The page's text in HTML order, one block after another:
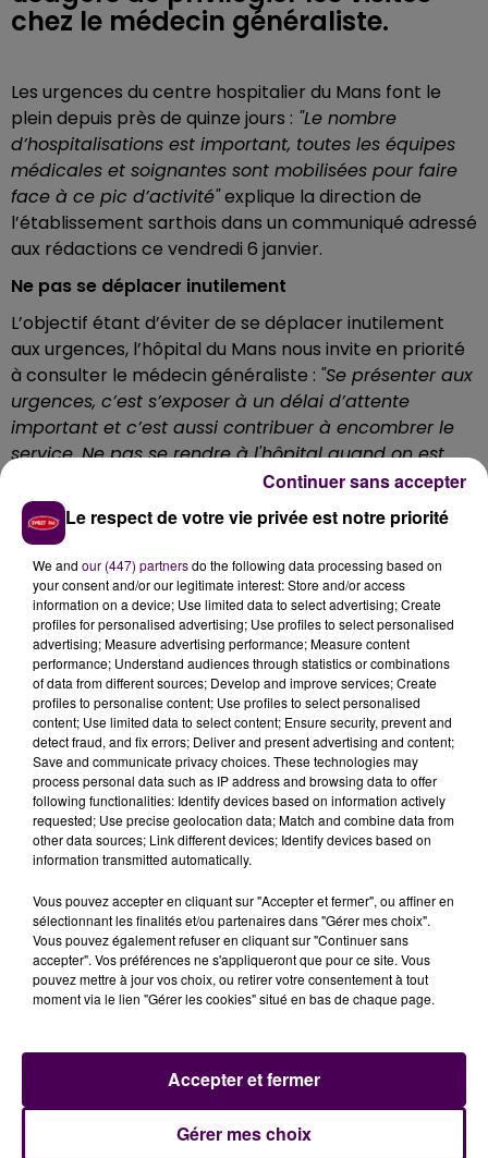
chez le médecin généraliste.
Les urgences du centre hospitalier du Mans font le
plein depuis près de quinze jours : "Le nombre
d’hospitalisations est important, toutes les équipes
médicales et soignantes sont mobilisées pour faire
face à ce pic d’activité"explique la direction de
l’établissement sarthois dans un communiqué adressé
aux rédactions ce vendredi 6 janvier.
Ne pas se déplacer inutilement
L’objectif étant d’éviter de se déplacer inutilement
aux urgences, l’hôpital du Mans nous invite en priorité
à consulter le médecin généraliste : "Se présenter aux
urgences, c’est s’exposer à un délai d’attente
important et c’est aussi contribuer à encombrer le
service. Ne pas se rendre à l'hôpital quand on est
grippé, c'est participer à la lutte contre la diffusion
du virus, au moins dans ce lieu" résume la direction.
Les visites sont déconseillées
En raison de la progression de l’épidémie de grippe, il
est vivement recommandé aux proches de ne pas
rendre visite aux hospitalisés, sauf absolue nécessité,
mais de privilégier les communications téléphoniques :
"En cas d’impossibilité de différer sa venue à
l’hôpital, tout consultant ou visiteur qui présente un
syndrome grippal doit avertir l’équipe de soins qui
lui indiquera les mesures d’hygiène à respecter"
savoir l’hôpital du Mans.
À LA UNE
31 juillet 2026
Gagnez vos entrées à Terra Botanica !
Le respect de votre vie privée est notre priorité
We and our (447) partnersdo the following data processing based on
your consent and/or our legitimate interest: Store and/or access
information on a device; Use limited data to select advertising; Create
profiles for personalised advertising; Use profiles to select personalised
advertising; Measure advertising performance; Measure content
performance; Understand audiences through statistics or combinations
of data from different sources; Develop and improve services; Create
profiles to personalise content; Use profiles to select personalised
content; Use limited data to select content; Ensure security, prevent and
detect fraud, and fix errors; Deliver and present advertising and content;
Save and communicate privacy choices. These technologies may
process personal data such as IP address and browsing data to offer
following functionalities: Identify devices based on information actively
requested; Use precise geolocation data; Match and combine data from
other data sources; Link different devices; Identify devices based on
information transmitted automatically.
Vous pouvez accepter en cliquant sur "Accepter et fermer", ou affiner en
sélectionnant les finalités et/ou partenaires dans "Gérer mes choix".
Vous pouvez également refuser en cliquant sur "Continuer sans
accepter". Vos préférences ne s'appliqueront que pour ce site. Vous
pouvez mettre à jour vos choix, ou retirer votre consentement à tout
moment via le lien "Gérer les cookies" situé en bas de chaque page.
Gérer mes choix
Accepter et fermer
Continuer sans accepter